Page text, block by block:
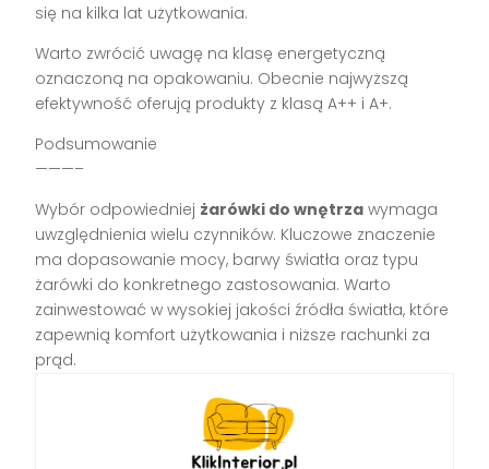
się na kilka lat użytkowania.
Warto zwrócić uwagę na klasę energetyczną
oznaczoną na opakowaniu. Obecnie najwyższą
efektywność oferują produkty z klasą A++ i A+.
Podsumowanie
———–
Wybór odpowiedniej żarówki do wnętrza wymaga
uwzględnienia wielu czynników. Kluczowe znaczenie
ma dopasowanie mocy, barwy światła oraz typu
żarówki do konkretnego zastosowania. Warto
zainwestować w wysokiej jakości źródła światła, które
zapewnią komfort użytkowania i niższe rachunki za
prąd.